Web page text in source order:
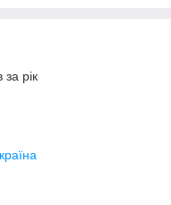
співпраці. ФОП,
в день
за рік